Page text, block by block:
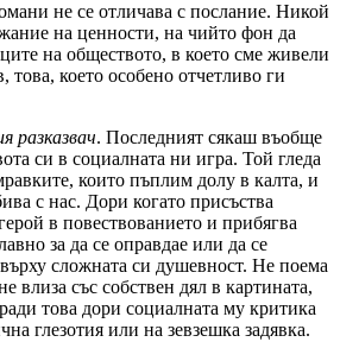
не се отличава с послание. Никой
на ценности, на чийто фон да
на обществото, в което сме живели
което особено отчетливо ги
разказвач. Последният сякаш въобще
си в социалната ни игра. Той гледа
които пъплим долу в калта, и
с нас. Дори когато присъства
в повествованието и прибягва
за да се оправдае или да се
сложната си душевност. Не поема
влиза със собствен дял в картината,
това дори социалната му критика
глезотия или на зевзешка задявка.